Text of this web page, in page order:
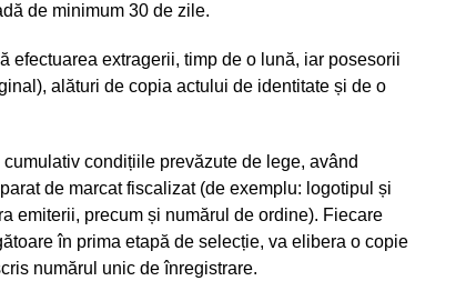
de minimum 30 de zile.
efectuarea extragerii, timp de o lună, iar posesorii
alături de copia actului de identitate și de o
condițiile prevăzute de lege, având
de marcat fiscalizat (de exemplu: logotipul și
emiterii, precum și numărul de ordine). Fiecare
în prima etapă de selecție, va elibera o copie
numărul unic de înregistrare.